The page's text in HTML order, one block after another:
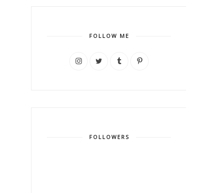
FOLLOW ME
FOLLOWERS